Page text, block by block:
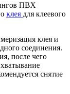
ПВХ
клея для клеевого
клея и
соединения.
после чего
снятие